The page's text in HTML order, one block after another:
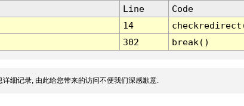
Line
Code
14
302 break()
细记录, 由此给您带来的访问不便我们深感歉意.